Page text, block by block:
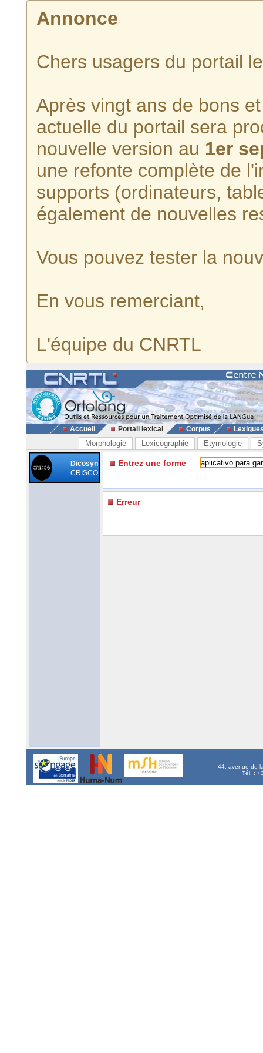
Annonce
Chers usagers du portail
Après vingt ans de bons
actuelle du portail sera
nouvelle version au 1er
une refonte complète de
supports (ordinateurs,
également de nouvelles
Vous pouvez tester la
En vous remerciant,
L'équipe du CNRTL
Accueil Portail lexical Corpus
Morphologie Lexicographie Etymologie
Dicosyn
CRISCO
Entrez une forme
Erreur
44, avenue de
Tél. :